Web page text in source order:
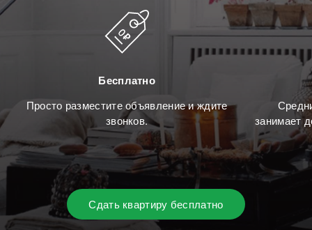
Бесплатно
Просто разместите объявление и ждите
звонков.
занимает
Сдать квартиру бесплатно